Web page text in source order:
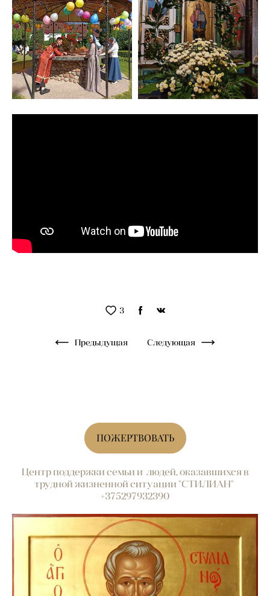
3
Предыдущая Следующая
ПОЖЕРТВОВАТЬ
Центр поддержки семьи и людей, оказавшихся в
трудной жизненной ситуации "СТИЛИАН"
+375297932390